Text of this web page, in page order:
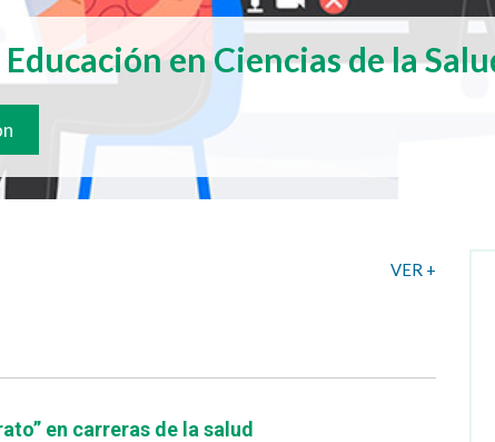
en Ciencias de la
VER +
en carreras de la salud